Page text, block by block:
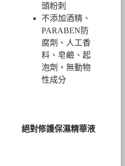
頭粉刺
不添加酒精、
PARABEN防
腐劑、人工香
料、皂鹼、起
泡劑，無動物
性成分
絕對修護保濕精華液